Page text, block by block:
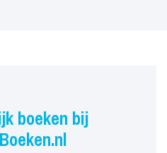
boeken bij